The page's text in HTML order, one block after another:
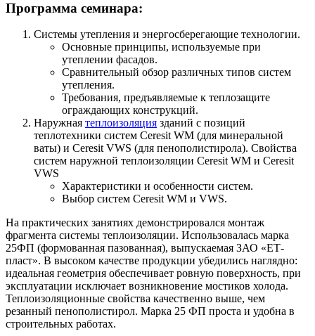
Программа семинара:
Системы утепления и энергосберегающие технологии.
Основные принципы, используемые при
утеплении фасадов.
Сравнительный обзор различных типов систем
утепления.
Требования, предъявляемые к теплозащите
ограждающих конструкций.
Наружная теплоизоляция зданий с позиций
теплотехники систем Ceresit WM (для минеральной
ваты) и Ceresit VWS (для пенополистирола). Свойства
систем наружной теплоизоляции Ceresit WM и Ceresit
VWS
Характеристики и особенности систем.
Выбор систем Ceresit WM и VWS.
На практических занятиях демонстрировался монтаж
фрагмента системы теплоизоляции. Использовалась марка
25ФП (формованная пазованная), выпускаемая ЗАО «ЕТ-
пласт». В высоком качестве продукции убедились наглядно:
идеальная геометрия обеспечивает ровную поверхность, при
эксплуатации исключает возникновение мостиков холода.
Теплоизоляционные свойства качественно выше, чем
резанный пенополистирол. Марка 25 ФП проста и удобна в
строительных работах.